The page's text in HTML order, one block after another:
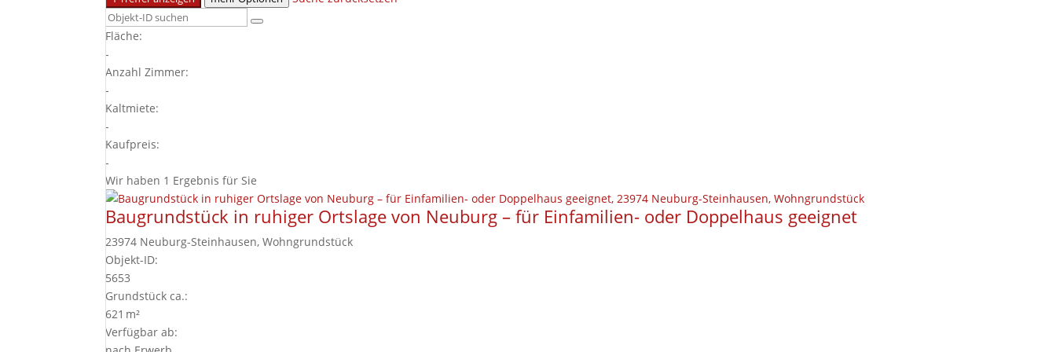
Fläche:
-
Anzahl Zimmer:
-
Kaltmiete:
-
Kaufpreis:
-
Wir haben 1 Ergebnis für Sie
Baugrundstück in ruhiger Ortslage von Neuburg – für Einfamilien- oder Doppelhaus geeignet
23974 Neuburg-Steinhausen, Wohngrundstück
Objekt-ID:
5653
Grund­stück ca.:
621 m²
Verfügbar ab: